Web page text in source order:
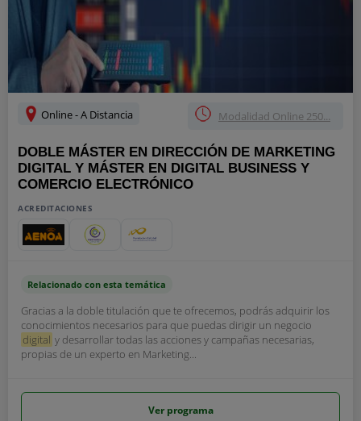
Online - A Distancia Modalidad Online 250...
DOBLE MÁSTER EN DIRECCIÓN DE MARKETING
DIGITAL Y MÁSTER EN DIGITAL BUSINESS Y
COMERCIO ELECTRÓNICO
ACREDITACIONES
Relacionado con esta temática
Gracias a la doble titulación que te ofrecemos, podrás adquirir los
conocimientos necesarios para que puedas dirigir un negocio
digital y desarrollar todas las acciones y campañas necesarias,
propias de un experto en Marketing...
Ver programa